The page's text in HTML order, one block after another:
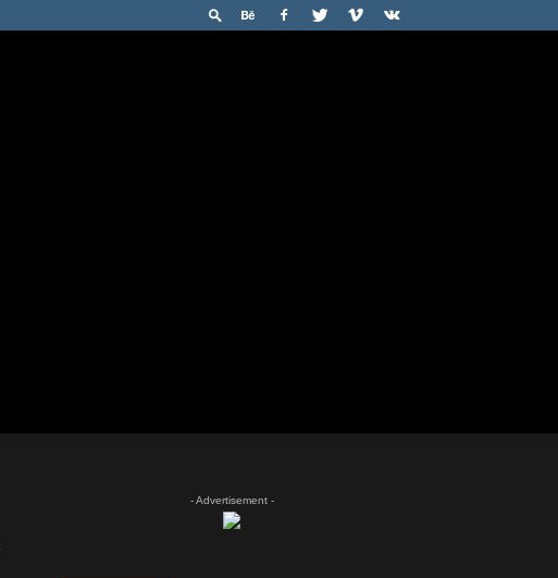
- Advertisement -